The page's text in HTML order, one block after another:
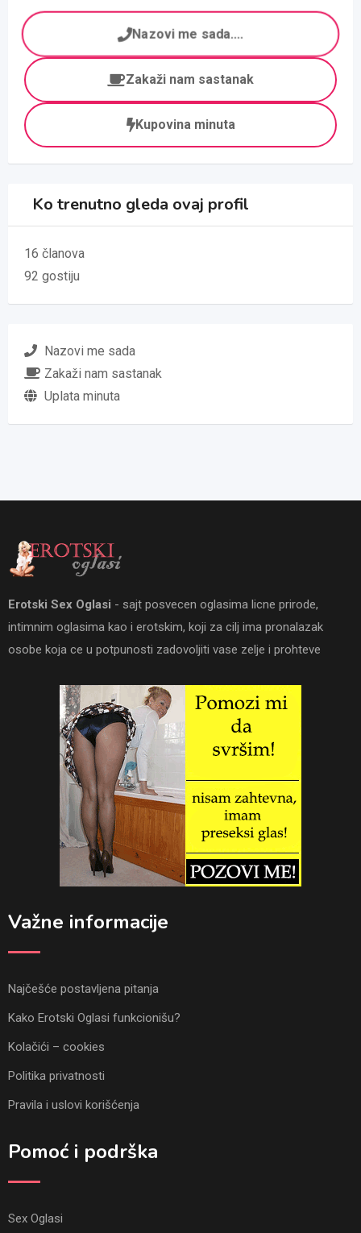
Nazovi me sada....
Zakaži nam sastanak
Kupovina minuta
Ko trenutno gleda ovaj profil
16 članova
92 gostiju
Nazovi me sada
Zakaži nam sastanak
Uplata minuta
Erotski Sex Oglasi - sajt posvecen oglasima licne prirode,
intimnim oglasima kao i erotskim, koji za cilj ima pronalazak
osobe koja ce u potpunosti zadovoljiti vase zelje i prohteve
Važne informacije
Najčešće postavljena pitanja
Kako Erotski Oglasi funkcionišu?
Kolačići – cookies
Politika privatnosti
Pravila i uslovi korišćenja
Pomoć i podrška
Sex Oglasi